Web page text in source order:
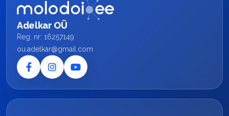
Adelkar OÜ
Reg. nr: 16257149
ou.adelkar@gmail.com